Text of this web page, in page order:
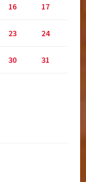
16 17
23 24
30 31